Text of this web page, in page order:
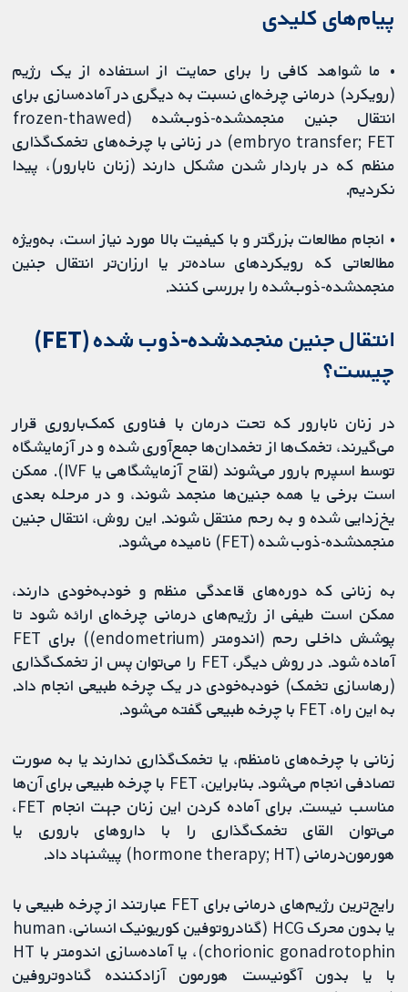
پیام‌های کلیدی
• ما شواهد کافی را برای حمایت از استفاده از یک رژیم
(رویکرد) درمانی چرخه‌ای نسبت به دیگری در آماده‌سازی برای
انتقال جنین منجمدشده-ذوب‌شده (frozen-thawed
embryo transfer; FET) در زنانی با چرخه‌های تخمک‌گذاری
منظم که در باردار شدن مشکل دارند (زنان نابارور)، پیدا
نکردیم.
• انجام مطالعات بزرگتر و با کیفیت بالا مورد نیاز است، به‌ویژه
مطالعاتی که رویکردهای ساده‌تر یا ارزان‌تر انتقال جنین
منجمدشده-ذوب‌شده را بررسی ‌کنند.
انتقال جنین منجمدشده-ذوب شده (FET)
چیست؟
در زنان نابارور که تحت درمان با فناوری کمک‌باروری قرار
می‌گیرند، تخمک‌ها از تخمدان‌ها جمع‌آوری شده و در آزمایشگاه
توسط اسپرم بارور می‌شوند (لقاح آزمایشگاهی یا IVF). ممکن
است برخی یا همه جنین‌ها منجمد شوند، و در مرحله بعدی
یخ‌زدایی شده و به رحم منتقل شوند. این روش، انتقال جنین
منجمدشده-ذوب شده (FET) نامیده می‌شود.
به زنانی که دوره‌های قاعدگی منظم و خودبه‌خودی دارند،
ممکن است طیفی از رژیم‌های درمانی چرخه‌ای ارائه شود تا
پوشش داخلی رحم (اندومتر (endometrium)) برای FET
آماده شود. در روش دیگر، FET را می‌توان پس از تخمک‌گذاری
(رهاسازی تخمک) خود‌به‌خودی در یک چرخه طبیعی انجام داد.
به این راه، FET با چرخه طبیعی گفته می‌شود.
زنانی با چرخه‌های نامنظم، یا تخمک‌گذاری ندارند یا به صورت
تصادفی انجام می‌شود. بنابراین، FET با چرخه طبیعی برای آن‌ها
مناسب نیست. برای آماده کردن این زنان جهت انجام FET،
می‌توان القای تخمک‌گذاری را با داروهای باروری یا
هورمون‌درمانی (hormone therapy; HT) پیشنهاد داد.
رایج‌ترین رژیم‌های درمانی برای FET عبارتند از چرخه طبیعی با
یا بدون محرک HCG (گنادروتوفین کوریونیک انسانی، human
chorionic gonadrotophin)، یا آماده‌سازی اندومتر با HT
با یا بدون آگونیست هورمون آزادکننده گنادوتروفین